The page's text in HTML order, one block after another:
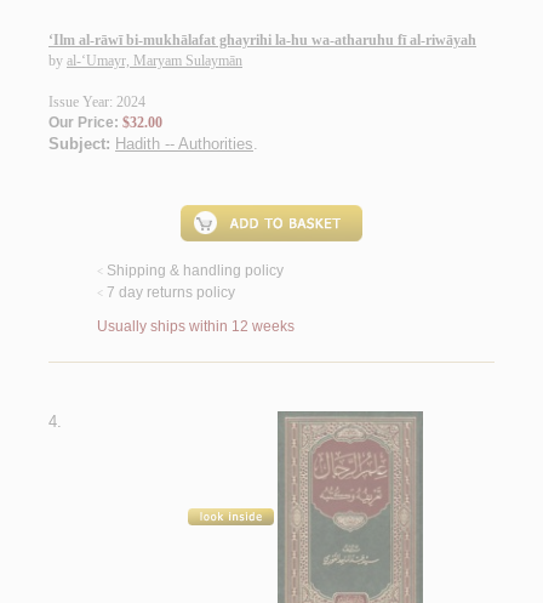
‘Ilm al-rāwī bi-mukhālafat ghayrihi la-hu wa-atharuhu fī al-riwāyah
by al-‘Umayr, Maryam Sulaymān
Issue Year: 2024
Our Price: $32.00
Subject: Hadith -- Authorities.
< Shipping & handling policy
< 7 day returns policy
Usually ships within 12 weeks
4.